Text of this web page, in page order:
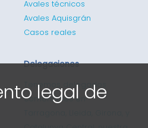
Avales técnicos
Avales Aquisgrán
Casos reales
Delegaciones
Tenemos delegados
comerciales en
legal de